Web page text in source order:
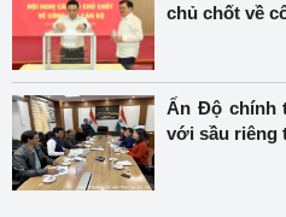
chủ chốt về
Ấn Độ chính
với sầu riêng